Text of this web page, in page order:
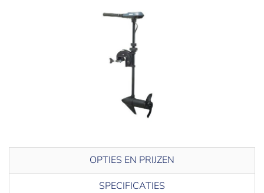
OPTIES EN PRIJZEN
SPECIFICATIES